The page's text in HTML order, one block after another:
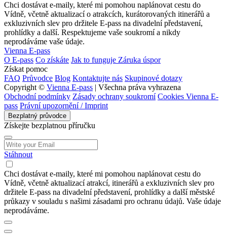
Chci dostávat e-maily, které mi pomohou naplánovat cestu do
Vídně, včetně aktualizací o atrakcích, kurátorovaných itinerářů a
exkluzivních slev pro držitele E-pass na divadelní představení,
prohlídky a další. Respektujeme vaše soukromí a nikdy
neprodáváme vaše údaje.
Vienna E-pass
O E-pass Co získáte Jak to funguje Záruka úspor
Získat pomoc
FAQ Průvodce Blog Kontaktujte nás Skupinové dotazy
Copyright © Vienna E-pass | Všechna práva vyhrazena
Obchodní podmínky Zásady ochrany soukromí Cookies Vienna E-
pass Právní upozornění / Imprint
Bezplatný průvodce
Získejte bezplatnou příručku
Stáhnout
Chci dostávat e-maily, které mi pomohou naplánovat cestu do
Vídně, včetně aktualizací atrakcí, itinerářů a exkluzivních slev pro
držitele E-pass na divadelní představení, prohlídky a další městské
průkazy v souladu s našimi zásadami pro ochranu údajů. Vaše údaje
neprodáváme.